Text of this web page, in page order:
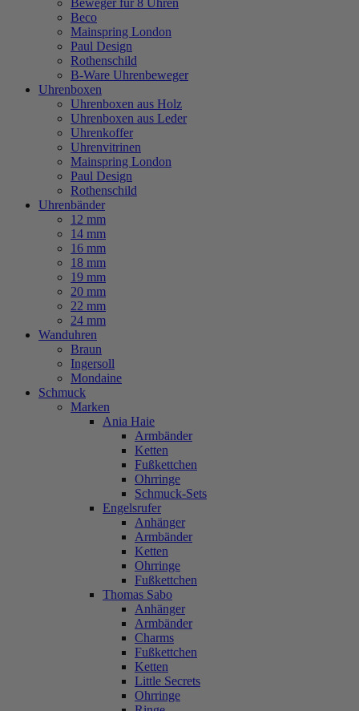
Beweger für 8 Uhren
Beco
Mainspring London
Paul Design
Rothenschild
B-Ware Uhrenbeweger
Uhrenboxen
Uhrenboxen aus Holz
Uhrenboxen aus Leder
Uhrenkoffer
Uhrenvitrinen
Mainspring London
Paul Design
Rothenschild
Uhrenbänder
12 mm
14 mm
16 mm
18 mm
19 mm
20 mm
22 mm
24 mm
Wanduhren
Braun
Ingersoll
Mondaine
Schmuck
Marken
Ania Haie
Armbänder
Ketten
Fußkettchen
Ohrringe
Schmuck-Sets
Engelsrufer
Anhänger
Armbänder
Ketten
Ohrringe
Fußkettchen
Thomas Sabo
Anhänger
Armbänder
Charms
Fußkettchen
Ketten
Little Secrets
Ohrringe